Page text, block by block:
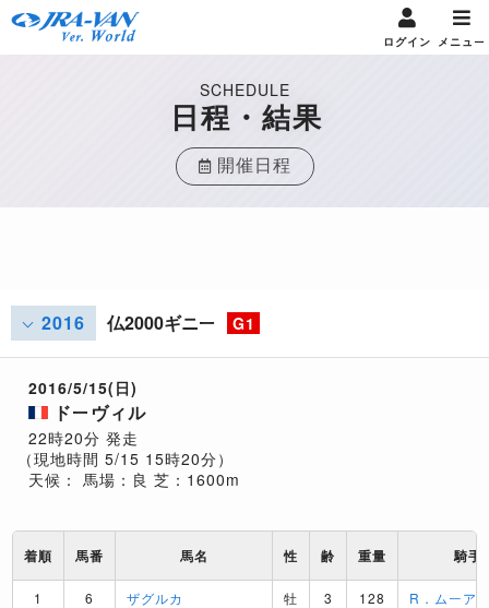
ログイン メニュー
SCHEDULE
日程・結果
開催日程
2016 仏2000ギニー G1
2016/5/15(日)
ドーヴィル
22時20分 発走
（現地時間 5/15 15時20分）
天候：
馬場：良 芝：1600m
着順 馬番 馬名 性 齢 重量 騎手
1 6 ザグルカ 牡 3 128 R．ムーア